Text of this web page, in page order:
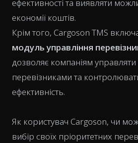
ефективності та виявляти
економії коштів.
Крім того, Cargoson TMS
модуль управління
дозволяє компаніям
перевізниками та
ефективність.
Як користувач Cargoson, чи
вибір своїх пріоритетних